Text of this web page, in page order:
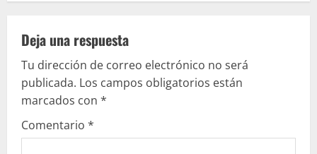
l
e
y
e
Deja una respuesta
Tu dirección de correo electrónico no será
publicada. Los campos obligatorios están
marcados con *
Comentario *